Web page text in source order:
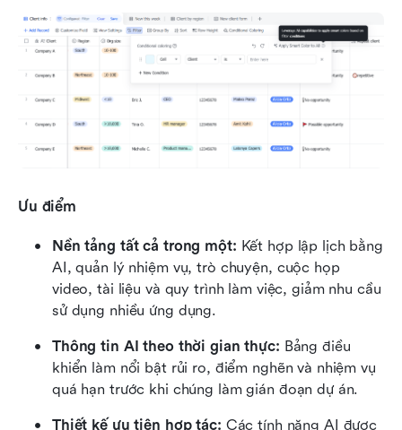
Ưu điểm
Nền tảng tất cả trong một: Kết hợp lập lịch bằng
AI, quản lý nhiệm vụ, trò chuyện, cuộc họp
video, tài liệu và quy trình làm việc, giảm nhu cầu
sử dụng nhiều ứng dụng.
Thông tin AI theo thời gian thực: Bảng điều
khiển làm nổi bật rủi ro, điểm nghẽn và nhiệm vụ
quá hạn trước khi chúng làm gián đoạn dự án.
Thiết kế ưu tiên hợp tác: Các tính năng AI được